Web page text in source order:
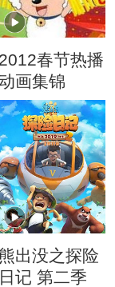
2012春节热播
画集锦
熊出没之探险
日记 第二季